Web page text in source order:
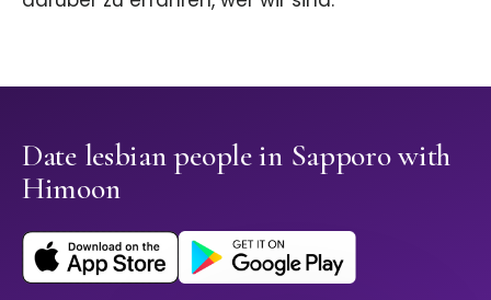
Date lesbian people in Sapporo with
Himoon